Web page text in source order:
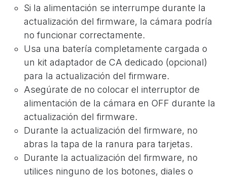
Si la alimentación se interrumpe durante la
actualización del firmware, la cámara podría
no funcionar correctamente.
Usa una batería completamente cargada o
un kit adaptador de CA dedicado (opcional)
para la actualización del firmware.
Asegúrate de no colocar el interruptor de
alimentación de la cámara en OFF durante la
actualización del firmware.
Durante la actualización del firmware, no
abras la tapa de la ranura para tarjetas.
Durante la actualización del firmware, no
utilices ninguno de los botones, diales o